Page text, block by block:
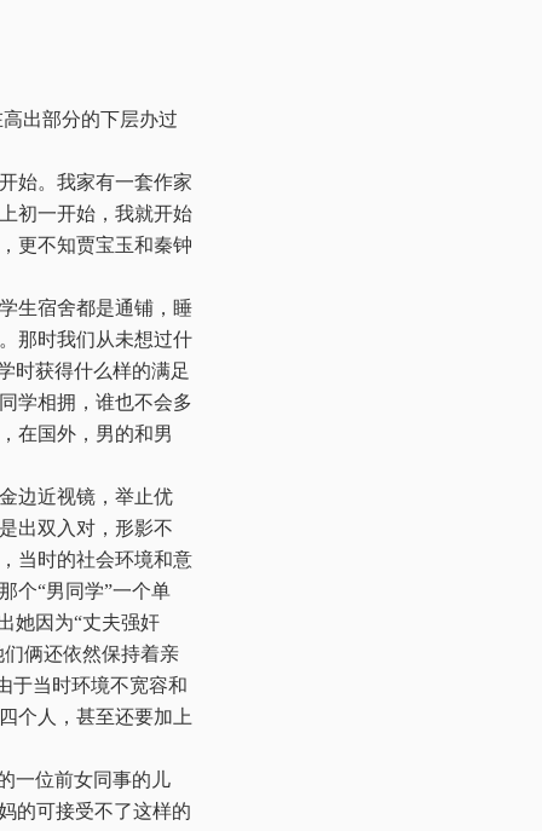
出部分的下层办过
始。我家有一套作家
初一开始，我就开始
更不知贾宝玉和秦钟
生宿舍都是通铺，睡
那时我们从未想过什
时获得什么样的满足
学相拥，谁也不会多
在国外，男的和男
边近视镜，举止优
出双入对，形影不
当时的社会环境和意
个“男同学”一个单
她因为“丈夫强奸
俩还依然保持着亲
于当时环境不宽容和
个人，甚至还要加上
一位前女同事的儿
的可接受不了这样的